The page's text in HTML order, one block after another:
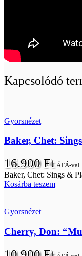
Kapcsolódó
Gyorsnézet
Baker, Chet:
16.900Ft ÁFÁ-val
Baker, Chet: Sings &
Kosárba teszem
Gyorsnézet
Cherry, Don: